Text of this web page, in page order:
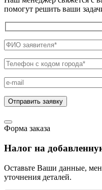
помогут решить ваши
Форма заказа
Налог на
Оставьте Ваши данные,
уточнения деталей.